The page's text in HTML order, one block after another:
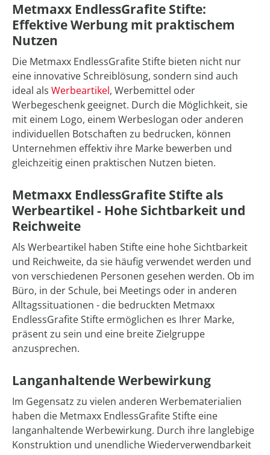
Metmaxx EndlessGrafite Stifte:
Effektive Werbung mit praktischem
Nutzen
Die Metmaxx EndlessGrafite Stifte bieten nicht nur
eine innovative Schreiblösung, sondern sind auch
ideal als Werbeartikel, Werbemittel oder
Werbegeschenk geeignet. Durch die Möglichkeit, sie
mit einem Logo, einem Werbeslogan oder anderen
individuellen Botschaften zu bedrucken, können
Unternehmen effektiv ihre Marke bewerben und
gleichzeitig einen praktischen Nutzen bieten.
Metmaxx EndlessGrafite Stifte als
Werbeartikel - Hohe Sichtbarkeit und
Reichweite
Als Werbeartikel haben Stifte eine hohe Sichtbarkeit
und Reichweite, da sie häufig verwendet werden und
von verschiedenen Personen gesehen werden. Ob im
Büro, in der Schule, bei Meetings oder in anderen
Alltagssituationen - die bedruckten Metmaxx
EndlessGrafite Stifte ermöglichen es Ihrer Marke,
präsent zu sein und eine breite Zielgruppe
anzusprechen.
Langanhaltende Werbewirkung
Im Gegensatz zu vielen anderen Werbematerialien
haben die Metmaxx EndlessGrafite Stifte eine
langanhaltende Werbewirkung. Durch ihre langlebige
Konstruktion und unendliche Wiederverwendbarkeit